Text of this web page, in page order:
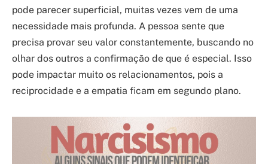
pode parecer superficial, muitas vezes vem de uma
necessidade mais profunda. A pessoa sente que
precisa provar seu valor constantemente, buscando no
olhar dos outros a confirmação de que é especial. Isso
pode impactar muito os relacionamentos, pois a
reciprocidade e a empatia ficam em segundo plano.